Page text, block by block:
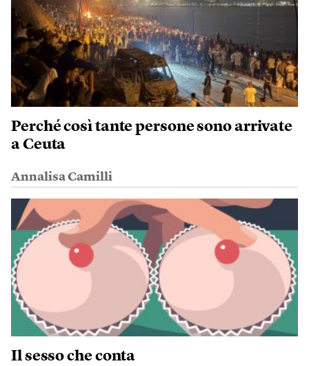
Perché così tante persone sono arrivate
a Ceuta
Annalisa Camilli
Il sesso che conta